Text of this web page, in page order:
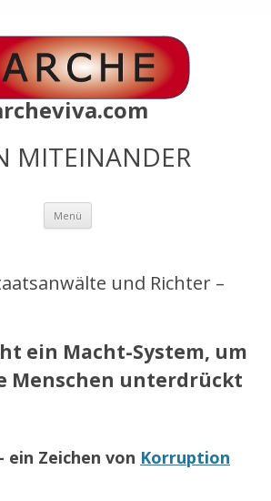
MITEINANDER
Menü Zum
springen
und Richter –
ein Macht-System, um
Menschen unterdrückt
ein Zeichen von Korruption